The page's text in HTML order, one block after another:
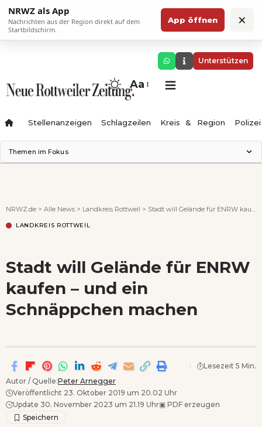
NRWZ als App
Nachrichten aus der Region direkt auf dem
Startbildschirm.
App öffnen ×
Unterstützen
Aa
Stellenanzeigen Schlagzeilen Kreis & Region Polizei
Themen im Fokus
Ferienzauber '26
Testturm
Wenn Orte erzählen ...
- Anzeige -
NRWZ.de > Alle News > Landkreis Rottweil > Stadt will Gelände für ENRW kaufen – und ein Schnäppchen machen
LANDKREIS ROTTWEIL
Stadt will Gelände für ENRW
kaufen – und ein
Schnäppchen machen
Autor / Quelle:Peter Arnegger
Veröffentlicht 23. Oktober 2019 um 20.02 Uhr
Update 30. November 2023 um 21.19 Uhr▣ PDF erzeugen
Lesezeit 5 Min.